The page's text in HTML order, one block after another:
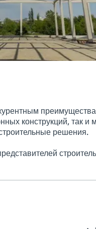
конструкций, так и
решения.